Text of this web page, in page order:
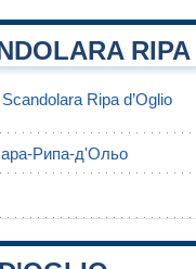
Scandolara Ripa d’Oglio
Рипа-д'Ольо